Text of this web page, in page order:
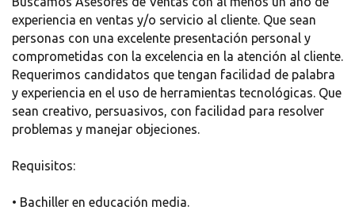
experiencia en ventas y/o servicio al cliente. Que sean
personas con una excelente presentación personal y
comprometidas con la excelencia en la atención al cliente.
Requerimos candidatos que tengan facilidad de palabra
y experiencia en el uso de herramientas tecnológicas. Que
sean creativo, persuasivos, con facilidad para resolver
problemas y manejar objeciones.
Requisitos:
• Bachiller en educación media.